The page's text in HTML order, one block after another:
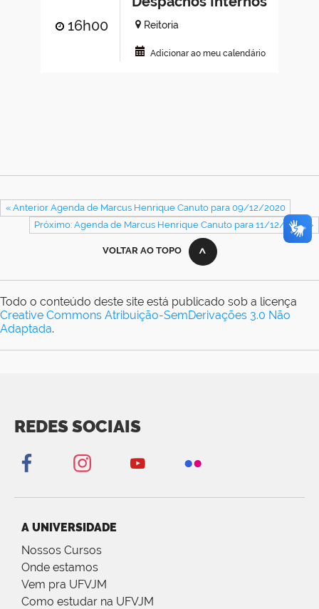
16h00 Reitoria
Adicionar ao meu calendário
« Anterior Agenda de Marcus Henrique Canuto para 09/12/2020
Próximo: Agenda de Marcus Henrique Canuto para 11/12/2020 »
VOLTAR AO TOPO
Todo o conteúdo deste site está publicado sob a licença
Creative Commons Atribuição-SemDerivações 3.0 Não
Adaptada.
REDES SOCIAIS
A UNIVERSIDADE
Nossos Cursos
Onde estamos
Vem pra UFVJM
Como estudar na UFVJM